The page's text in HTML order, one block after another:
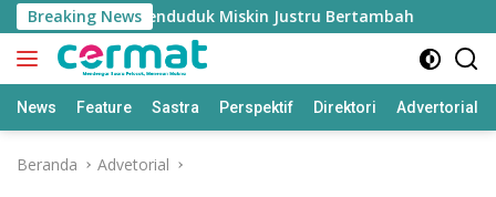
Langsung
ke
konten
Breaking News
Tinggi, Penduduk Miskin Justru Bertambah
News Feature Sastra Perspektif Direktori Advertorial
Beranda Advetorial